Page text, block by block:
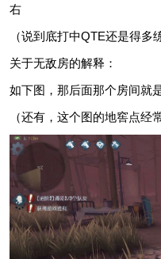
右
（说到底打中QTE还是得多
关于无敌房的解释：
如下图，那后面那个房间就
（还有，这个图的地窖点经